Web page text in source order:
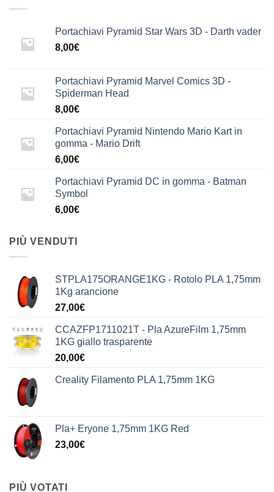
Portachiavi Pyramid Star Wars 3D - Darth vader
8,00€
Portachiavi Pyramid Marvel Comics 3D -
Spiderman Head
8,00€
Portachiavi Pyramid Nintendo Mario Kart in
gomma - Mario Drift
6,00€
Portachiavi Pyramid DC in gomma - Batman
Symbol
6,00€
PIÙ VENDUTI
STPLA175ORANGE1KG - Rotolo PLA 1,75mm
1Kg arancione
27,00€
CCAZFP1711021T - Pla AzureFilm 1,75mm
1KG giallo trasparente
20,00€
Creality Filamento PLA 1,75mm 1KG
Pla+ Eryone 1,75mm 1KG Red
23,00€
PIÙ VOTATI